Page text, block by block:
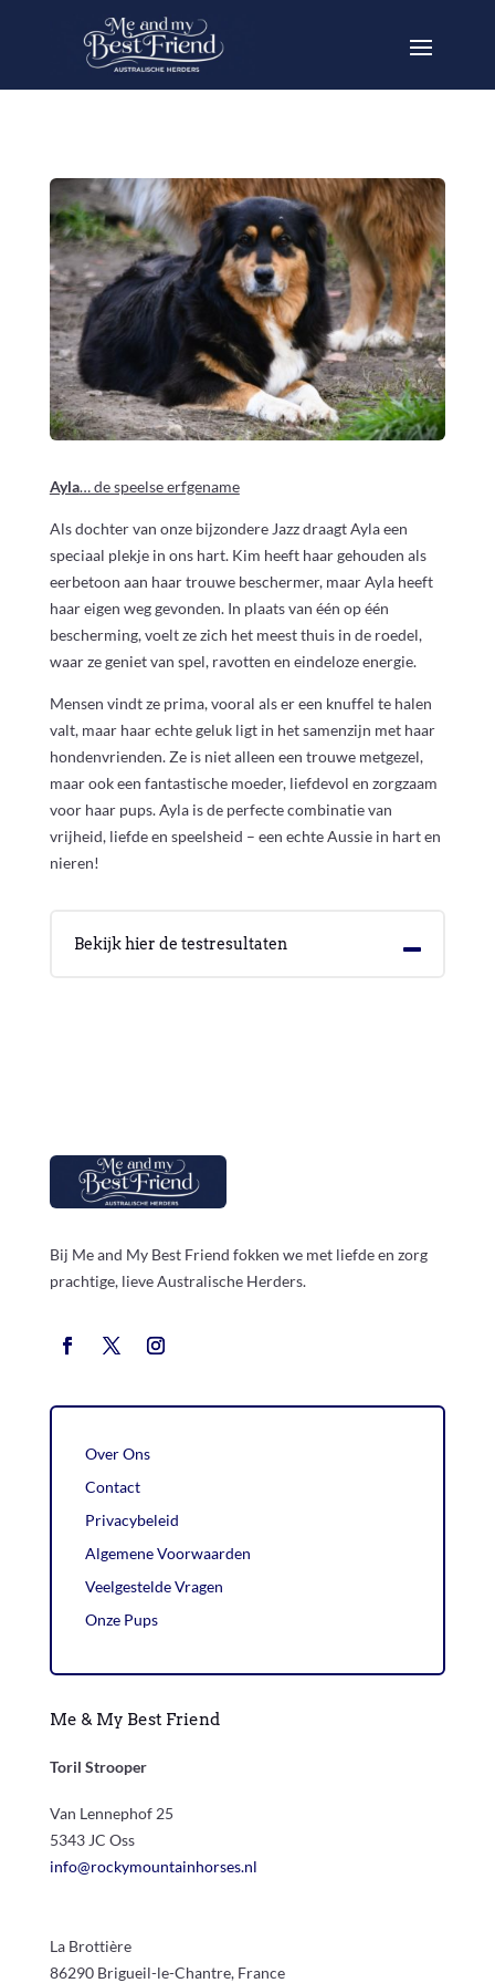
Ayla… de speelse erfgename
Als dochter van onze bijzondere Jazz draagt Ayla een
speciaal plekje in ons hart. Kim heeft haar gehouden als
eerbetoon aan haar trouwe beschermer, maar Ayla heeft
haar eigen weg gevonden. In plaats van één op één
bescherming, voelt ze zich het meest thuis in de roedel,
waar ze geniet van spel, ravotten en eindeloze energie.
Mensen vindt ze prima, vooral als er een knuffel te halen
valt, maar haar echte geluk ligt in het samenzijn met haar
hondenvrienden. Ze is niet alleen een trouwe metgezel,
maar ook een fantastische moeder, liefdevol en zorgzaam
voor haar pups. Ayla is de perfecte combinatie van
vrijheid, liefde en speelsheid – een echte Aussie in hart en
nieren!
Bekijk hier de testresultaten
Bij Me and My Best Friend fokken we met liefde en zorg
prachtige, lieve Australische Herders.
Over Ons
Contact
Privacybeleid
Algemene Voorwaarden
Veelgestelde Vragen
Onze Pups
Me & My Best Friend
Toril Strooper
Van Lennephof 25
5343 JC Oss
info@rockymountainhorses.nl
La Brottière
86290 Brigueil-le-Chantre, France